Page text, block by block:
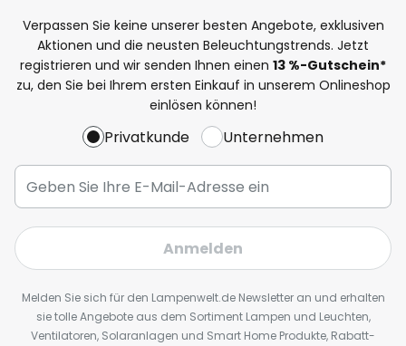
Verpassen Sie keine unserer besten Angebote, exklusiven
Aktionen und die neusten Beleuchtungstrends. Jetzt
registrieren und wir senden Ihnen einen 13 %-Gutschein*
zu, den Sie bei Ihrem ersten Einkauf in unserem Onlineshop
einlösen können!
Privatkunde Unternehmen
Anmelden
Melden Sie sich für den Lampenwelt.de Newsletter an und erhalten
sie tolle Angebote aus dem Sortiment Lampen und Leuchten,
Ventilatoren, Solaranlagen und Smart Home Produkte, Rabatt-